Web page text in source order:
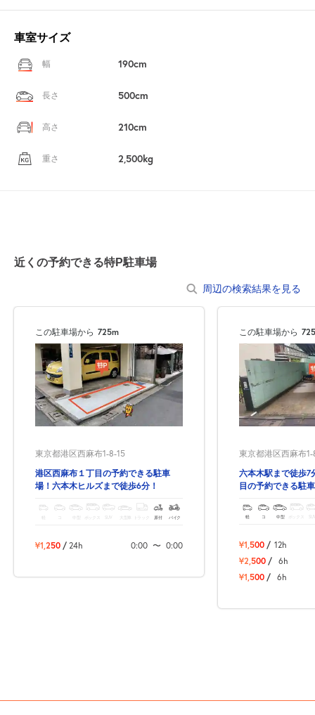
車室サイズ
幅 190cm
長さ 500cm
高さ 210cm
重さ 2,500kg
近くの予約できる特P駐車場
周辺の検索結果を見る
この駐車場から 725m
東京都港区西麻布1-8-15
港区西麻布１丁目の予約できる駐車
場！六本木ヒルズまで徒歩6分！
軽 中型 ボックス SUV 大型車 トラック 原付 バイク
¥1,250 / 24h 0:00 〜 0:00
この駐車場から
東京都港区西麻布
六本木駅まで徒歩7
目の予約できる駐
軽 コ 中型 ボックス
¥1,500 / 12h
¥2,500 / 6h
¥1,500 / 6h
駐車場を